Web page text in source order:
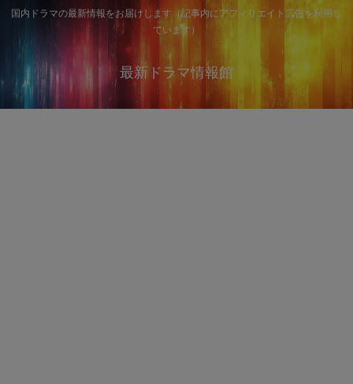
国内ドラマの最新情報をお届けします（記事内にアフィリエイト広告を利用し
ています）
最新ドラマ情報館